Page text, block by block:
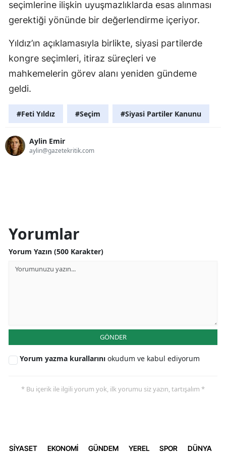
seçimlerine ilişkin uyuşmazlıklarda esas alınması
gerektiği yönünde bir değerlendirme içeriyor.
Yıldız’ın açıklamasıyla birlikte, siyasi partilerde
kongre seçimleri, itiraz süreçleri ve
mahkemelerin görev alanı yeniden gündeme
geldi.
#Feti Yıldız #Seçim #Siyasi Partiler Kanunu
Aylin Emir
aylin@gazetekritik.com
Yorumlar
Yorum Yazın (500 Karakter)
GÖNDER
Yorum yazma kurallarını okudum ve kabul ediyorum
* Bu içerik ile ilgili yorum yok, ilk yorumu siz yazın, tartışalım *
SİYASET EKONOMİ GÜNDEM YEREL SPOR DÜNYA